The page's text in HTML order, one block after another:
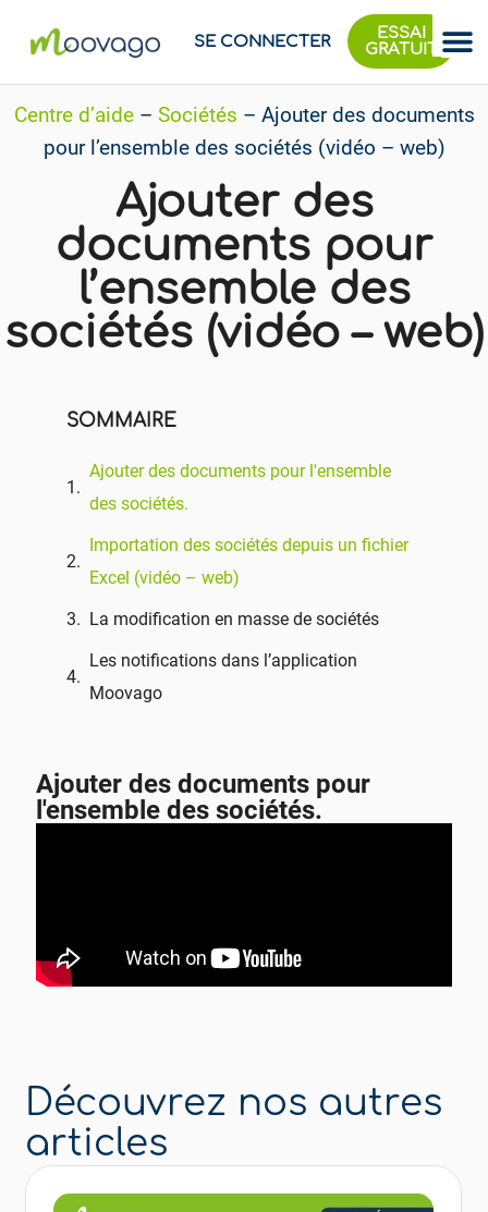
SE CONNECTER
ESSAI
GRATUIT
Centre d’aide– Sociétés – Ajouter des documents
pour l’ensemble des sociétés (vidéo – web)
Ajouter des
documents pour
l’ensemble des
sociétés (vidéo – web)
SOMMAIRE
Ajouter des documents pour l'ensemble
des sociétés.
Importation des sociétés depuis un fichier
Excel (vidéo – web)
La modification en masse de sociétés
Les notifications dans l’application
Moovago
Ajouter des documents pour
l'ensemble des sociétés.
Découvrez nos autres
articles